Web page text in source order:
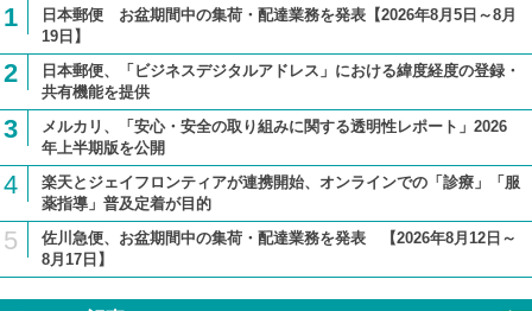
1
日本郵便 お盆期間中の集荷・配達業務を発表【2026年8月5日～8月
19日】
2
日本郵便、「ビジネスデジタルアドレス」における緯度経度の登録・
共有機能を提供
3
メルカリ、「安心・安全の取り組みに関する透明性レポート」2026
年上半期版を公開
4
楽天とジェイフロンティアが連携開始、オンラインでの「診療」「服
薬指導」普及定着が目的
5
佐川急便、お盆期間中の集荷・配達業務を発表 【2026年8月12日～
8月17日】